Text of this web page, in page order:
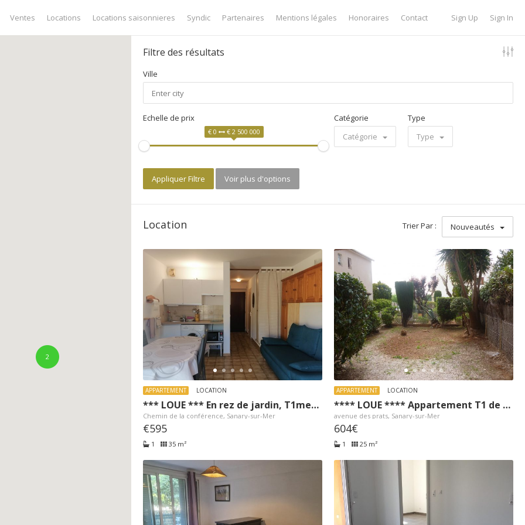
Sign Up Sign In
Ventes Locations Locations saisonnieres Syndic Partenaires Mentions légales Honoraires Contact
2
Filtre des résultats
Ville
Echelle de prix
€ 0 € 2 500 000
Catégorie
Catégorie
Type
Type
Appliquer Filtre Voir plus d'options
Location Trier Par : Nouveautés
APPARTEMENT LOCATION
*** LOUE *** En rez de jardin, T1meublé proche centre Sanary
Chemin de la conférence, Sanary-sur-Mer
€595
1 35 m²
APPARTEMENT LOCATION
**** LOUE **** Appartement T1 de 25m² avec jardin, quartier des Prats
avenue des prats, Sanary-sur-Mer
604€
1 25 m²